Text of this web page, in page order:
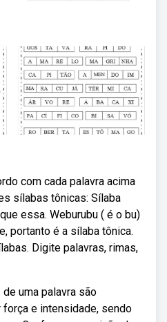
com cada palavra acima
sílabas tônicas: Sílaba
essa. Weburubu ( é o bu)
portanto é a sílaba tônica.
Digite palavras, rimas,
uma palavra são
e intensidade, sendo